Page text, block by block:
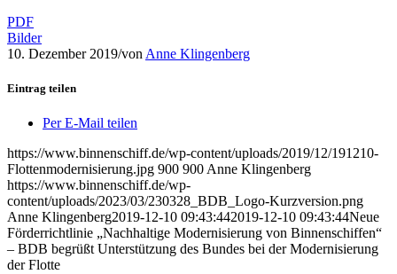
PDF
Bilder
10. Dezember 2019/von Anne Klingenberg
Eintrag teilen
Per E-Mail teilen
https://www.binnenschiff.de/wp-content/uploads/2019/12/191210-
Flottenmodernisierung.jpg 900 900 Anne Klingenberg
https://www.binnenschiff.de/wp-
content/uploads/2023/03/230328_BDB_Logo-Kurzversion.png
Anne Klingenberg2019-12-10 09:43:442019-12-10 09:43:44Neue
Förderrichtlinie „Nachhaltige Modernisierung von Binnenschiffen“
– BDB begrüßt Unterstützung des Bundes bei der Modernisierung
der Flotte